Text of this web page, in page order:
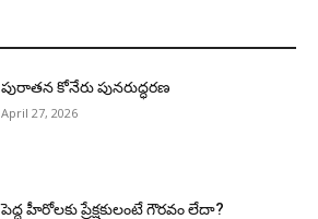
పురాత‌న కోనేరు పున‌రుద్ధ‌ర‌ణ
April 27, 2026
పెద్ద హీరోల‌కు ప్రేక్ష‌కులంటే గౌర‌వం లేదా?